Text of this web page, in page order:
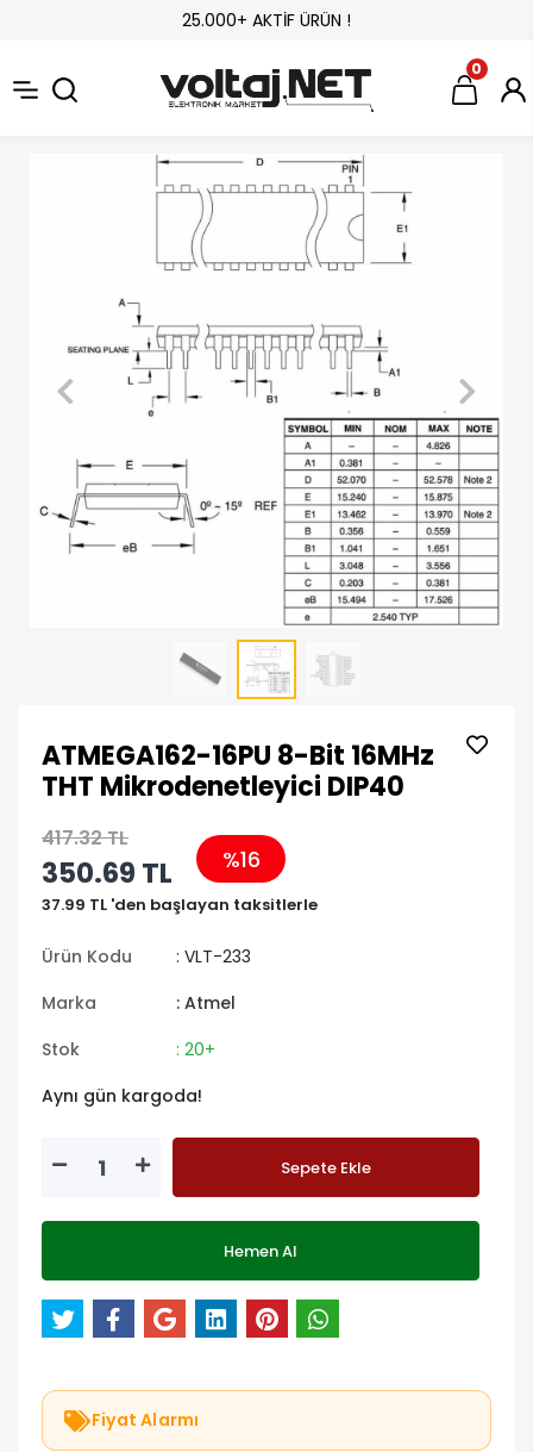
25.000+ AKTİF ÜRÜN !
0
ATMEGA162-16PU 8-Bit 16MHz
THT Mikrodenetleyici DIP40
417.32 TL
350.69 TL %16
37.99 TL 'den başlayan taksitlerle
Ürün Kodu
: VLT-233
Marka
: Atmel
Stok
: 20+
Aynı gün kargoda!
Sepete Ekle
Hemen Al
Fiyat Alarmı